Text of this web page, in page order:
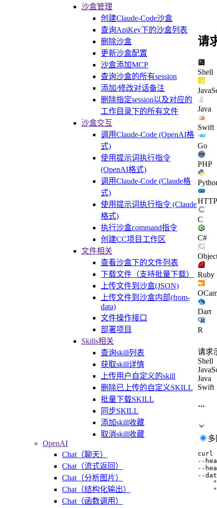
沙盒管理
创建Claude-Code沙盒
查询ApiKey下的沙盒列表
删除沙盒
更新沙盒配置
沙盒添加MCP
查询沙盒的所有session
添加/修改对话备注
删除指定session以及对应的
工作目录下的所有文件
沙盒交互
调用Claude-Code (OpenAI格
式)
使用提示词执行指令
(OpenAI格式)
调用Claude-Code (Claude格
式)
使用提示词执行指令 (Claude
格式)
执行沙盒command指令
创建CC项目工作区
文件相关
查看沙盒下的文件列表
下载文件（支持批量下载）
上传文件到沙盒(JSON)
上传文件到沙盒内部(from-
data)
文件操作接口
部署项目
Skills相关
查询skill列表
获取skill详情
上传用户自定义的skill
删除已上传的自定义SKILL
批量下载SKILL
同步SKILL
添加skill收藏
取消skill收藏
OpenAI
Chat（聊天）
Chat（流式返回）
Chat（分析图片）
Chat（结构化输出）
Chat（函数调用）
请
Shell
Java
Swift
Go
PHP
HTTP
C
C#
Ruby
Dart
R
请求
Shell
Java
Swift
curl
--
--
--